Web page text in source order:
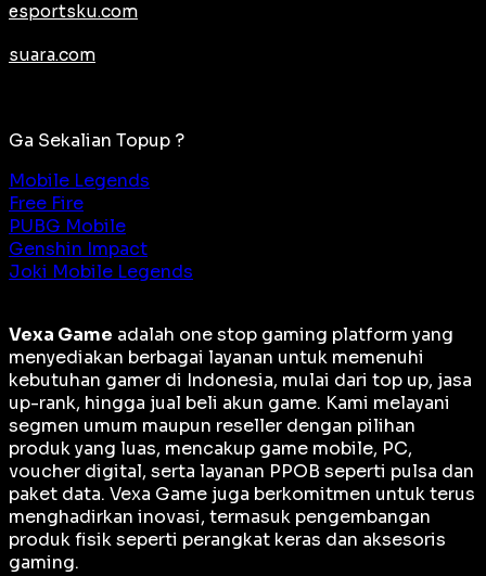
esportsku.com
suara.com
Ga Sekalian Topup ?
Mobile Legends
Free Fire
PUBG Mobile
Genshin Impact
Joki Mobile Legends
Vexa Game adalah one stop gaming platform yang
menyediakan berbagai layanan untuk memenuhi
kebutuhan gamer di Indonesia, mulai dari top up, jasa
up-rank, hingga jual beli akun game. Kami melayani
segmen umum maupun reseller dengan pilihan
produk yang luas, mencakup game mobile, PC,
voucher digital, serta layanan PPOB seperti pulsa dan
paket data. Vexa Game juga berkomitmen untuk terus
menghadirkan inovasi, termasuk pengembangan
produk fisik seperti perangkat keras dan aksesoris
gaming.